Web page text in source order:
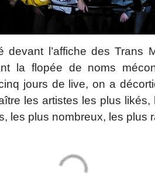
devant l’affiche des Trans
la flopée de noms
jours de live, on a
les artistes les plus
les plus nombreux, les plus